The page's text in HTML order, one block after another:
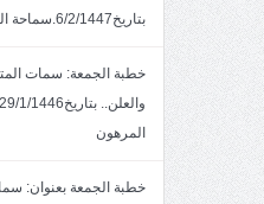
بتاريخ6/2/1447.سماحة الشيخ مصطفى المرهون
المرهون